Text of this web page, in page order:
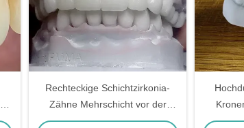
Rechteckige Schichtzirkonia-
Zähne Mehrschicht vor der
Verglasung